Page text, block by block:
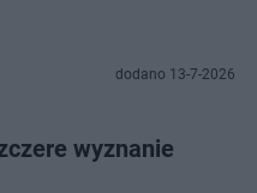
dodano 13-7-2026
wyznanie